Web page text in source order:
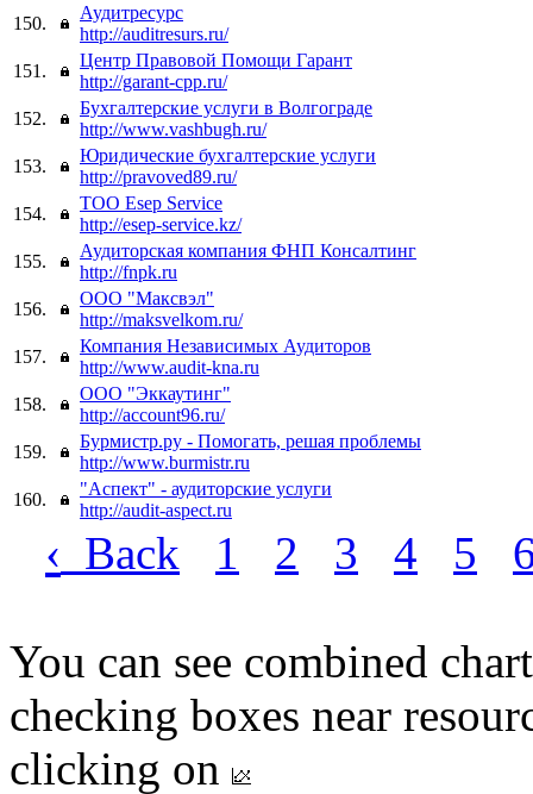
150.
Аудитресурс
http://auditresurs.ru/
151.
Центр Правовой Помощи Гарант
http://garant-cpp.ru/
152.
Бухгалтерские услуги в Волгограде
http://www.vashbugh.ru/
153.
Юридические бухгалтерские услуги
http://pravoved89.ru/
154.
ТОО Esep Service
http://esep-service.kz/
155.
Аудиторская компания ФНП Консалтинг
http://fnpk.ru
156.
ООО "Максвэл"
http://maksvelkom.ru/
157.
Компания Независимых Аудиторов
http://www.audit-kna.ru
158.
ООО "Эккаутинг"
http://account96.ru/
159.
Бурмистр.ру - Помогать, решая проблемы
http://www.burmistr.ru
160.
"Аспект" - аудиторские услуги
http://audit-aspect.ru
‹ Back 1 2 3 4 5
You can see combined
checking boxes near
clicking on